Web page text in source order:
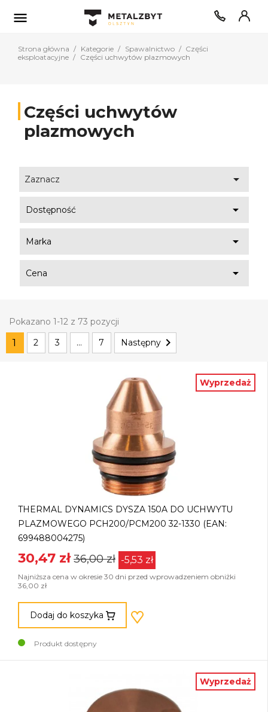

Strona główna Kategorie Spawalnictwo
Części
eksploatacyjne
Części uchwytów plazmowych
Części uchwytów
plazmowych
Zaznacz 
Dostępność 
Marka 
Cena 
Pokazano 1-12 z 73 pozycji
1 2 3 … 7 Następny 
Wyprzedaż
THERMAL DYNAMICS DYSZA 150A DO UCHWYTU
PLAZMOWEGO PCH200/PCM200 32-1330 (EAN:
699488004275)
30,47 zł 36,00 zł -5,53 zł
Najniższa cena w okresie 30 dni przed wprowadzeniem obniżki
36,00 zł
Dodaj do koszyka
Produkt dostępny
Wyprzedaż